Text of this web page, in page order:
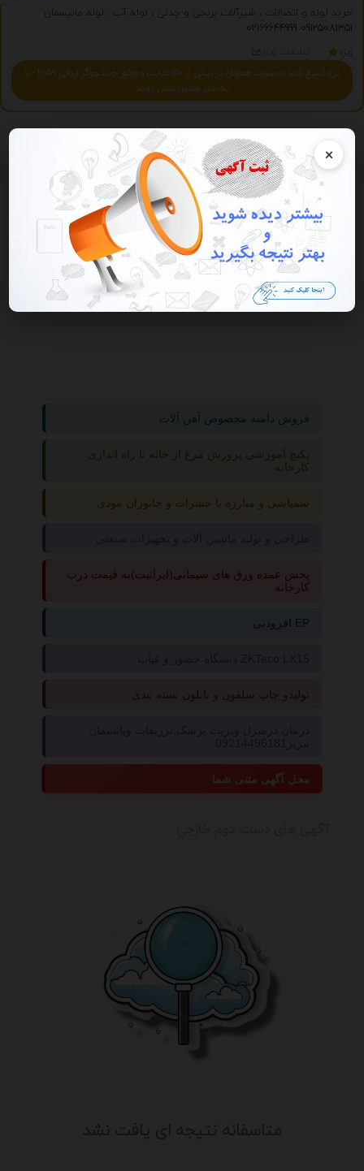
×
خرید لوله و اتصالات ، شیرآلات برنجی و چدنی ، لوله آب ، لوله مانیسمان
02166644999 09125081351
درج تبلیغ شما به صورت همزمان در بیش از 150 سایت و موتور جستجوگر ایرانی 2059 - با
یک تیر چندین نشان بزنید
نمایش همه
گروه ها خودرو دست دوم خارجي
فروش دامنه مخصوص آهن آلات
پکیج آموزشی پرورش مرغ از خانه تا راه اندازی
کارخانه
سمپاشی و مبارزه با حشرات و جانوران موذی
پخش عمده ورق های سیمانی(ایرانیت)به قیمت درب
کارخانه
افزودنی EP
تولیدو چاپ سلفون و نایلون بسته بندی
محل آگهی متنی شما